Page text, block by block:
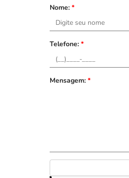
Nome: *
Telefone: *
Mensagem: *